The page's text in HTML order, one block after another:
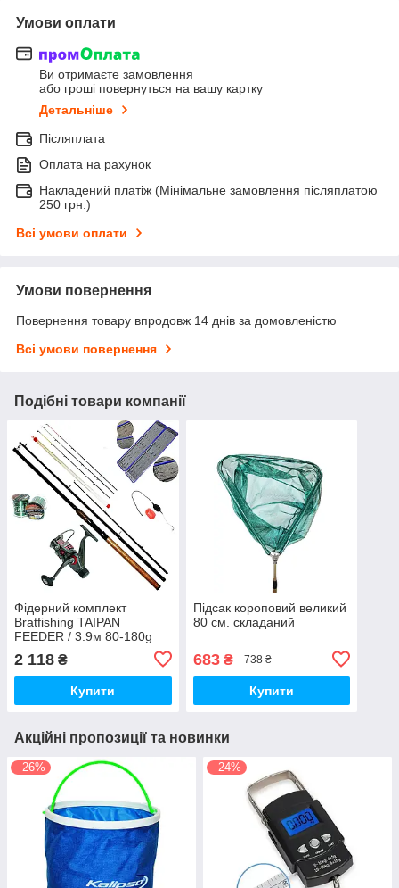
Умови оплати
Ви отримаєте замовлення
або гроші повернуться на вашу картку
Детальніше
Післяплата
Оплата на рахунок
Накладений платіж (Мінімальне замовлення післяплатою
250 грн.)
Всі умови оплати
Умови повернення
Повернення товару впродовж 14 днів за домовленістю
Всі умови повернення
Подібні товари компанії
Фідерний комплект
Bratfishing TAIPAN
FEEDER / 3.9м 80-180g
2 118 ₴
Купити
Підсак короповий великий
80 см. складаний
683₴ 738 ₴
Купити
Акційні пропозиції та новинки
–26% –24%